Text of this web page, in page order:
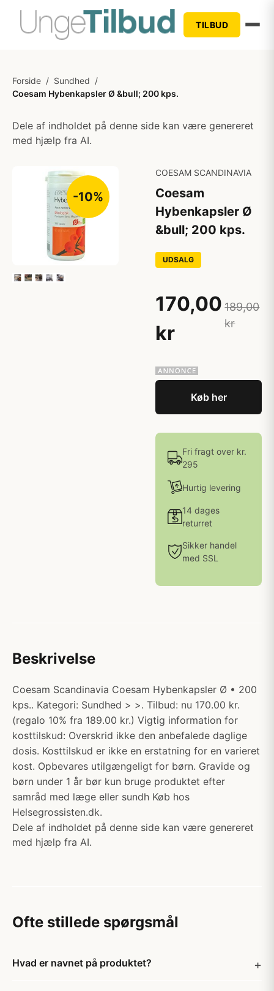
TILBUD
Forside / Sundhed /
Coesam Hybenkapsler Ø &bull; 200 kps.
Dele af indholdet på denne side kan være genereret
med hjælp fra AI.
-10%
COESAM SCANDINAVIA
Coesam
Hybenkapsler Ø
&bull; 200 kps.
UDSALG
170,00
kr
189,00
kr
Køb her
Fri fragt over kr.
295
Hurtig levering
14 dages
returret
Sikker handel
med SSL
Beskrivelse
Coesam Scandinavia Coesam Hybenkapsler Ø • 200
kps.. Kategori: Sundhed > >. Tilbud: nu 170.00 kr.
(regalo 10% fra 189.00 kr.) Vigtig information for
kosttilskud: Overskrid ikke den anbefalede daglige
dosis. Kosttilskud er ikke en erstatning for en varieret
kost. Opbevares utilgængeligt for børn. Gravide og
børn under 1 år bør kun bruge produktet efter
samråd med læge eller sundh Køb hos
Helsegrossisten.dk.
Dele af indholdet på denne side kan være genereret
med hjælp fra AI.
Ofte stillede spørgsmål
Hvad er navnet på produktet?